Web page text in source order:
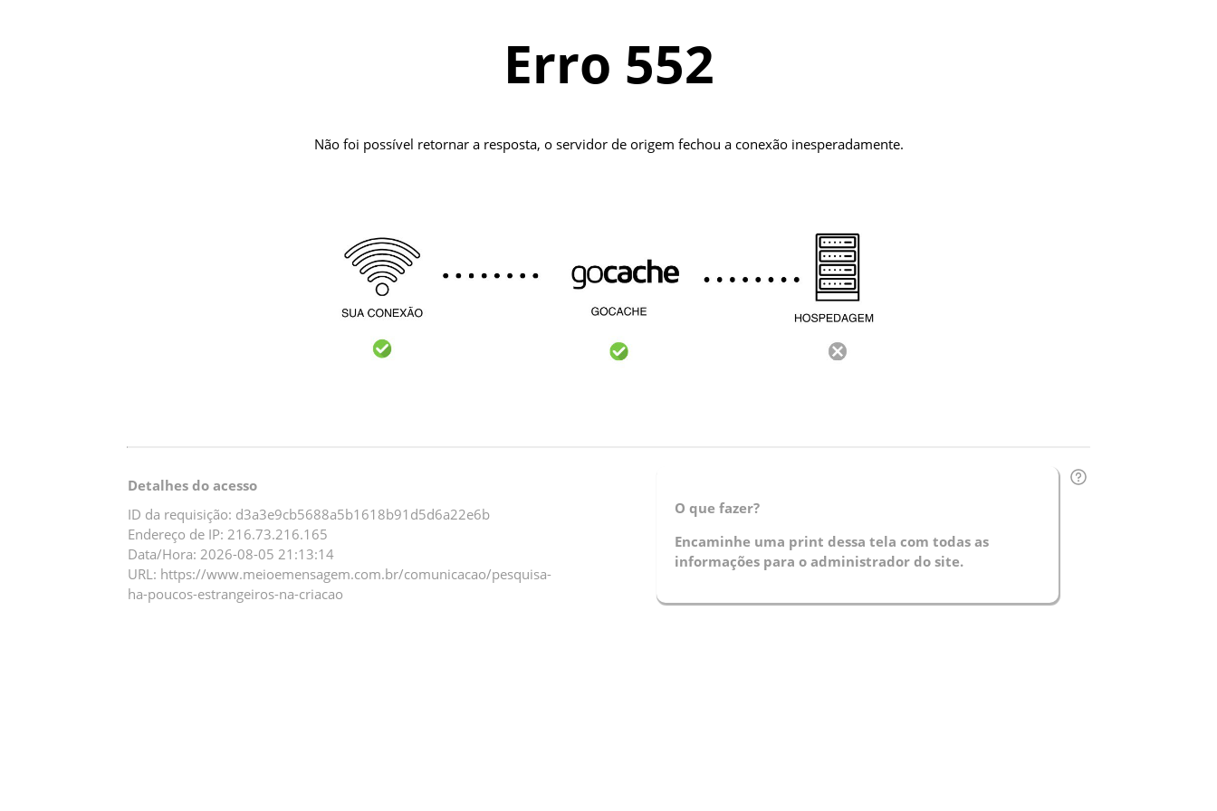
Erro 552
Não foi possível retornar a resposta, o servidor de origem fechou a conexão inesperadamente.
Detalhes do acesso
ID da requisição: d3a3e9cb5688a5b1618b91d5d6a22e6b
Endereço de IP: 216.73.216.165
Data/Hora: 2026-08-05 21:13:14
URL: https://www.meioemensagem.com.br/comunicacao/pesquisa-
ha-poucos-estrangeiros-na-criacao
O que fazer?
Encaminhe uma print dessa tela com todas as
informações para o administrador do site.